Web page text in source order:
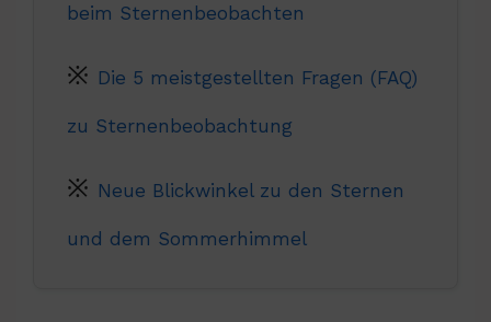
beim Sternenbeobachten
Die 5 meistgestellten Fragen (FAQ)
zu Sternenbeobachtung
Neue Blickwinkel zu den Sternen
und dem Sommerhimmel